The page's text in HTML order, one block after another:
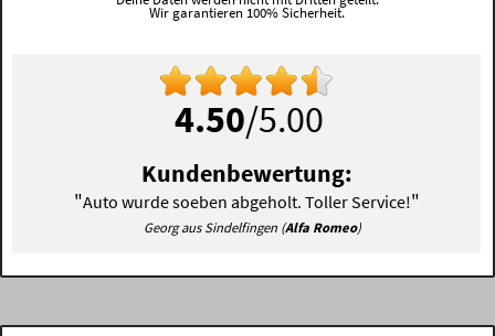
Wir garantieren 100% Sicherheit.
4.50/5.00
Kundenbewertung:
"Auto wurde soeben abgeholt. Toller Service!"
Georg aus Sindelfingen (Alfa Romeo)